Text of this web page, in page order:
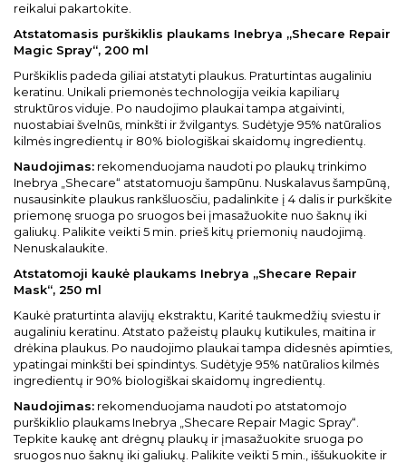
reikalui pakartokite.
Atstatomasis purškiklis plaukams Inebrya „Shecare Repair
Magic Spray“, 200 ml
Purškiklis padeda giliai atstatyti plaukus. Praturtintas augaliniu
keratinu. Unikali priemonės technologija veikia kapiliarų
struktūros viduje. Po naudojimo plaukai tampa atgaivinti,
nuostabiai švelnūs, minkšti ir žvilgantys. Sudėtyje 95% natūralios
kilmės ingredientų ir 80% biologiškai skaidomų ingredientų.
Naudojimas: rekomenduojama naudoti po plaukų trinkimo
Inebrya „Shecare“ atstatomuoju šampūnu. Nuskalavus šampūną,
nusausinkite plaukus rankšluosčiu, padalinkite į 4 dalis ir purkškite
priemonę sruoga po sruogos bei įmasažuokite nuo šaknų iki
galiukų. Palikite veikti 5 min. prieš kitų priemonių naudojimą.
Nenuskalaukite.
Atstatomoji kaukė plaukams Inebrya „Shecare Repair
Mask“, 250 ml
Kaukė praturtinta alavijų ekstraktu, Karité taukmedžių sviestu ir
augaliniu keratinu. Atstato pažeistų plaukų kutikules, maitina ir
drėkina plaukus. Po naudojimo plaukai tampa didesnės apimties,
ypatingai minkšti bei spindintys. Sudėtyje 95% natūralios kilmės
ingredientų ir 90% biologiškai skaidomų ingredientų.
Naudojimas: rekomenduojama naudoti po atstatomojo
purškiklio plaukams Inebrya „Shecare Repair Magic Spray“.
Tepkite kaukę ant drėgnų plaukų ir įmasažuokite sruoga po
sruogos nuo šaknų iki galiukų. Palikite veikti 5 min., iššukuokite ir